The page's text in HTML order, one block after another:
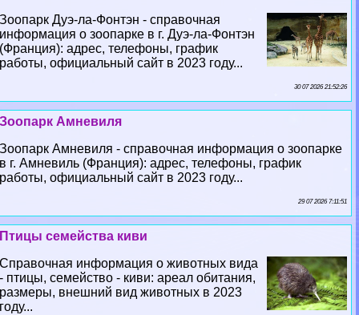
Зоопарк Дуэ-ла-Фонтэн - справочная
информация о зоопарке в г. Дуэ-ла-Фонтэн
(Франция): адрес, телефоны, график
работы, официальный сайт в 2023 году...
30 07 2026 21:52:26
Зоопарк Амневиля
Зоопарк Амневиля - справочная информация о зоопарке
в г. Амневиль (Франция): адрес, телефоны, график
работы, официальный сайт в 2023 году...
29 07 2026 7:11:51
Птицы семейства киви
Справочная информация о животных вида
- птицы, семейство - киви: ареал обитания,
размеры, внешний вид животных в 2023
году...